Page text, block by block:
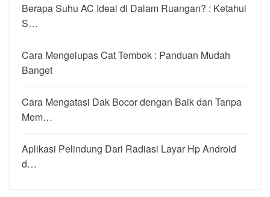
Berapa Suhu AC Ideal di Dalam Ruangan? : Ketahui
S…
Cara Mengelupas Cat Tembok : Panduan Mudah
Banget
Cara Mengatasi Dak Bocor dengan Baik dan Tanpa
Mem…
Aplikasi Pelindung Dari Radiasi Layar Hp Android
d…